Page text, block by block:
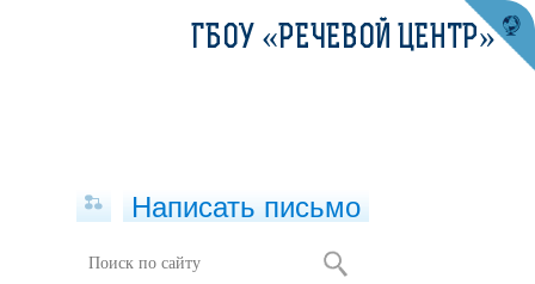
ГБОУ «РЕЧЕВОЙ ЦЕНТР»
Написать письмо